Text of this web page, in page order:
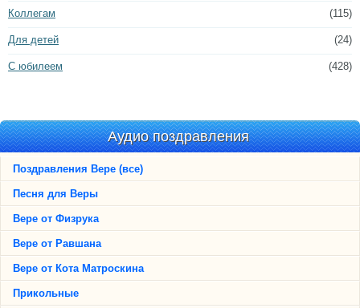
(115)
Коллегам
(24)
Для детей
(428)
С юбилеем
Аудио поздравления
Поздравления Вере (все)
Песня для Веры
Вере от Физрука
Вере от Равшана
Вере от Кота Матроскина
Прикольные